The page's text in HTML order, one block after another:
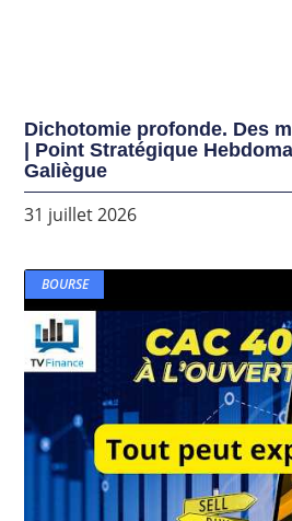
Dichotomie profonde. Des
| Point Stratégique
Galiègue
31 juillet 2026
BOURSE